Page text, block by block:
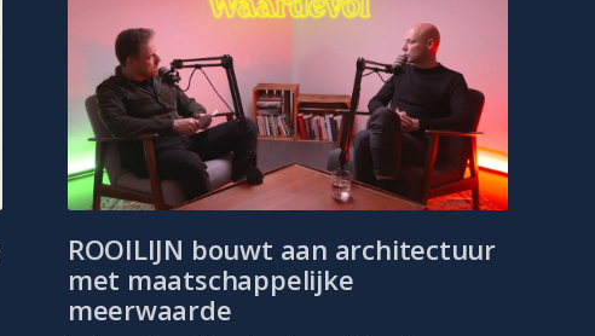
ROOILIJN bouwt aan architectuur
met maatschappelijke
meerwaarde